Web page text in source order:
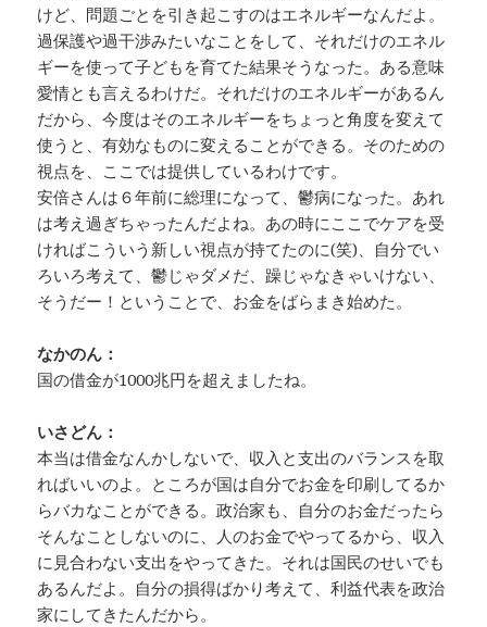
けど、問題ごとを引き起こすのはエネルギーなんだよ。
過保護や過干渉みたいなことをして、それだけのエネル
ギーを使って子どもを育てた結果そうなった。ある意味
愛情とも言えるわけだ。それだけのエネルギーがあるん
だから、今度はそのエネルギーをちょっと角度を変えて
使うと、有効なものに変えることができる。そのための
視点を、ここでは提供しているわけです。
安倍さんは６年前に総理になって、鬱病になった。あれ
は考え過ぎちゃったんだよね。あの時にここでケアを受
ければこういう新しい視点が持てたのに(笑)、自分でい
ろいろ考えて、鬱じゃダメだ、躁じゃなきゃいけない、
そうだー！ということで、お金をばらまき始めた。
なかのん：
国の借金が1000兆円を超えましたね。
いさどん：
本当は借金なんかしないで、収入と支出のバランスを取
ればいいのよ。ところが国は自分でお金を印刷してるか
らバカなことができる。政治家も、自分のお金だったら
そんなことしないのに、人のお金でやってるから、収入
に見合わない支出をやってきた。それは国民のせいでも
あるんだよ。自分の損得ばかり考えて、利益代表を政治
家にしてきたんだから。